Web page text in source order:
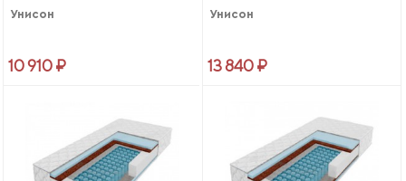
Унисон
10 910 ₽
Унисон
13 840 ₽